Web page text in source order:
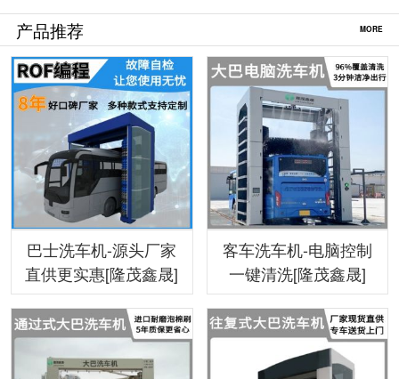
产品推荐 MORE
巴士洗车机-源头厂家
直供更实惠[隆茂鑫晟]
客车洗车机-电脑控制
一键清洗[隆茂鑫晟]